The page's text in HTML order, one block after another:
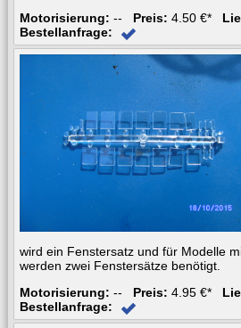
Motorisierung: -- Preis: 4.50 €*
Bestellanfrage:
wird ein Fenstersatz und für Modelle
werden zwei Fenstersätze benötigt.
Motorisierung: -- Preis: 4.95 €*
Bestellanfrage: